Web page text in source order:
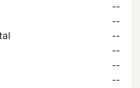
--
--
--
--
--
--